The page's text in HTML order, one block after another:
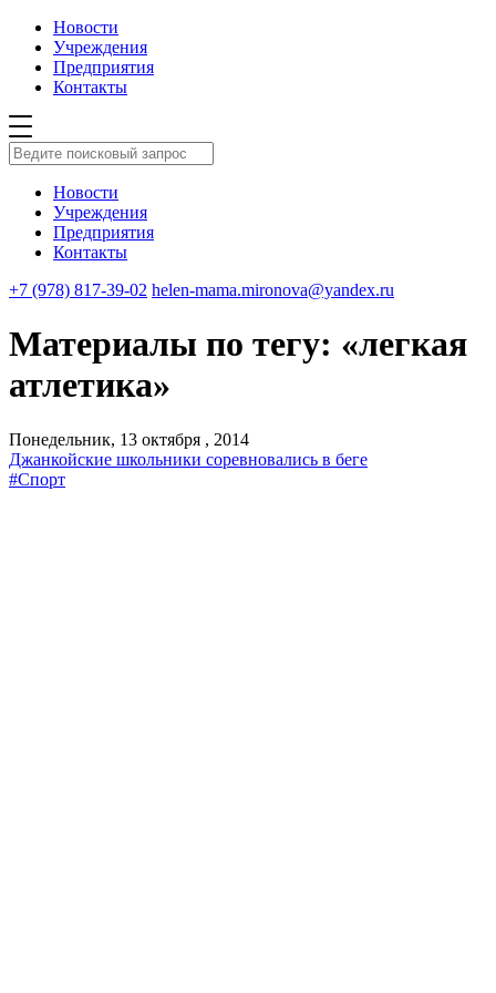
Новости
Учреждения
Предприятия
Контакты
Новости
Учреждения
Предприятия
Контакты
+7 (978) 817-39-02 helen-mama.mironova@yandex.ru
Материалы по тегу: «легкая
атлетика»
Понедельник, 13 октября , 2014
Джанкойские школьники соревновались в беге
#Спорт